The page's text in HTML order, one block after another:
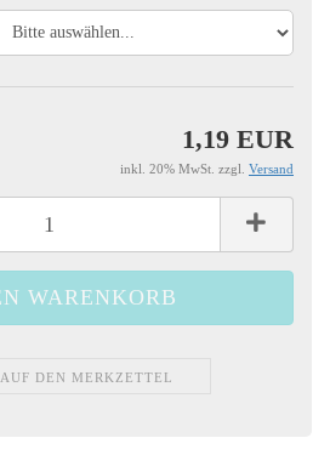
1,19 EUR
inkl. 20% MwSt. zzgl. Versand
AUF DEN MERKZETTEL